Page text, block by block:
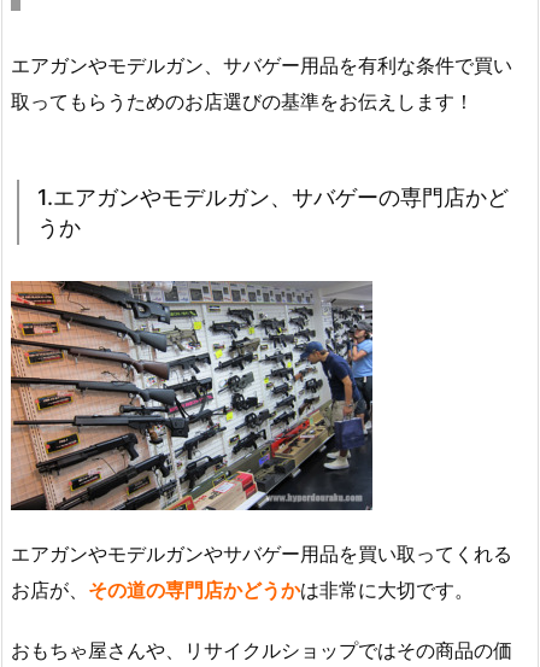
エアガンやモデルガン、サバゲー用品を有利な条件で買い
取ってもらうためのお店選びの基準をお伝えします！
1.エアガンやモデルガン、サバゲーの専門店かど
うか
エアガンやモデルガンやサバゲー用品を買い取ってくれる
お店が、 その道の専門店かどうかは非常に大切です。
おもちゃ屋さんや、リサイクルショップではその商品の価